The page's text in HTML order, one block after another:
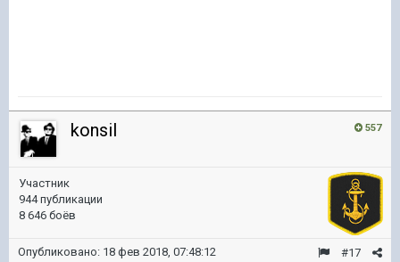
557
konsil
Участник
944 публикации
8 646 боёв
#17
Опубликовано: 18 фев 2018, 07:48:12